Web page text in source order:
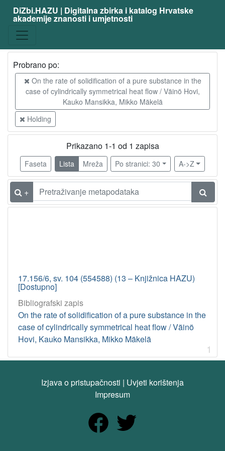
DiZbi.HAZU | Digitalna zbirka i katalog Hrvatske
akademije znanosti i umjetnosti
Probrano po:
On the rate of solidification of a pure substance in the
case of cylindrically symmetrical heat flow / Väinö Hovi,
Kauko Mansikka, Mikko Mäkelä
Holding
Prikazano 1-1 od 1 zapisa
Faseta Lista Mreža Po stranici: 30 A->Z
+
17.156/6, sv. 104 (554588) (13 – Knjižnica HAZU)
[Dostupno]
Bibliografski zapis
On the rate of solidification of a pure substance in the
case of cylindrically symmetrical heat flow / Väinö
Hovi, Kauko Mansikka, Mikko Mäkelä
1
Izjava o pristupačnosti | Uvjeti korištenja
Impresum